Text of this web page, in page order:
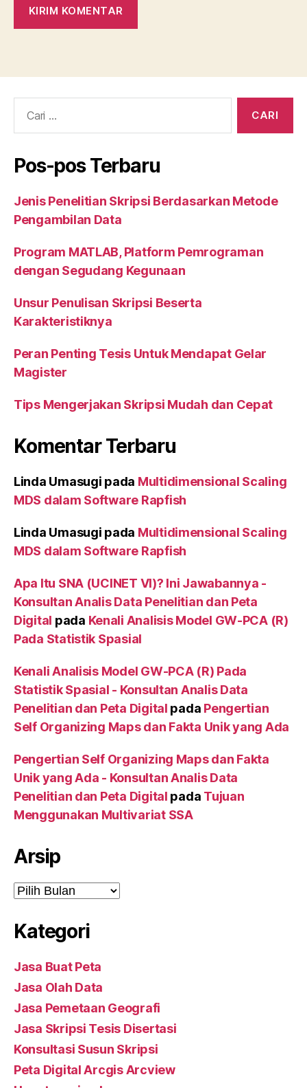
Pos-pos Terbaru
Jenis Penelitian Skripsi Berdasarkan Metode
Pengambilan Data
Program MATLAB, Platform Pemrograman
dengan Segudang Kegunaan
Unsur Penulisan Skripsi Beserta
Karakteristiknya
Peran Penting Tesis Untuk Mendapat Gelar
Magister
Tips Mengerjakan Skripsi Mudah dan Cepat
Komentar Terbaru
Linda Umasugi pada Multidimensional Scaling
MDS dalam Software Rapfish
Linda Umasugi pada Multidimensional Scaling
MDS dalam Software Rapfish
Apa Itu SNA (UCINET VI)? Ini Jawabannya -
Konsultan Analis Data Penelitian dan Peta
Digital pada Kenali Analisis Model GW-PCA (R)
Pada Statistik Spasial
Kenali Analisis Model GW-PCA (R) Pada
Statistik Spasial - Konsultan Analis Data
Penelitian dan Peta Digital pada Pengertian
Self Organizing Maps dan Fakta Unik yang Ada
Pengertian Self Organizing Maps dan Fakta
Unik yang Ada - Konsultan Analis Data
Penelitian dan Peta Digital pada Tujuan
Menggunakan Multivariat SSA
Arsip
Arsip
Kategori
Jasa Buat Peta
Jasa Olah Data
Jasa Pemetaan Geografi
Jasa Skripsi Tesis Disertasi
Konsultasi Susun Skripsi
Peta Digital Arcgis Arcview